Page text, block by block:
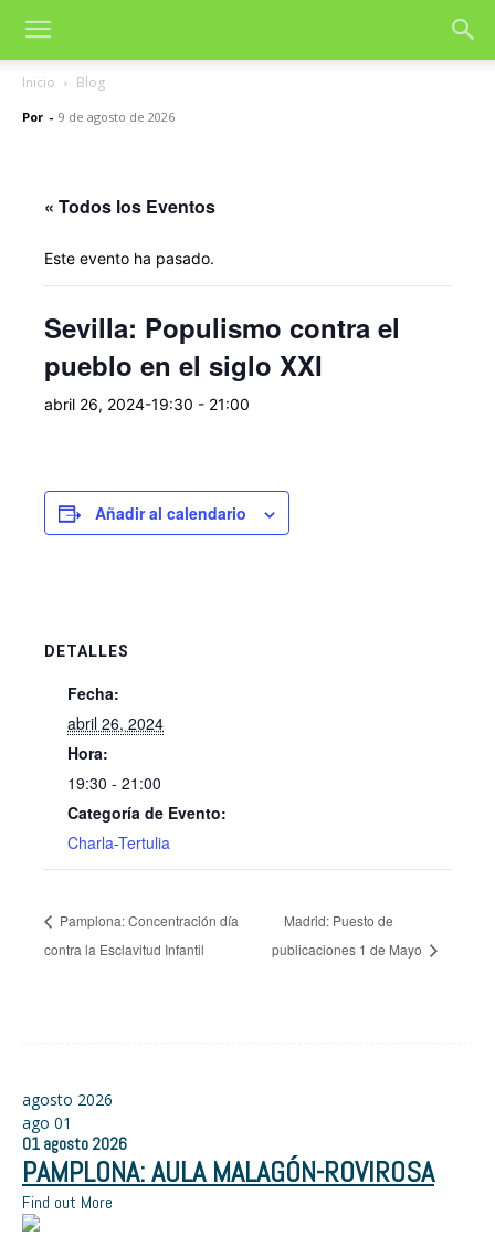
Inicio Blog
Por - 9 de agosto de 2026
« Todos los Eventos
Este evento ha pasado.
Sevilla: Populismo contra el
pueblo en el siglo XXI
abril 26, 2024-19:30 - 21:00
Añadir al calendario
DETALLES
Fecha:
abril 26, 2024
Hora:
19:30 - 21:00
Categoría de Evento:
Charla-Tertulia
Pamplona: Concentración día
contra la Esclavitud Infantil
Madrid: Puesto de
publicaciones 1 de Mayo
agosto 2026
ago 01
01 agosto 2026
PAMPLONA: AULA MALAGÓN-ROVIROSA
Find out More